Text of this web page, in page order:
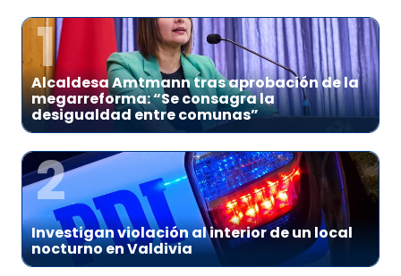
1
Alcaldesa Amtmann tras aprobación de la
megarreforma: “Se consagra la
desigualdad entre comunas”
2
Investigan violación al interior de un local
nocturno en Valdivia